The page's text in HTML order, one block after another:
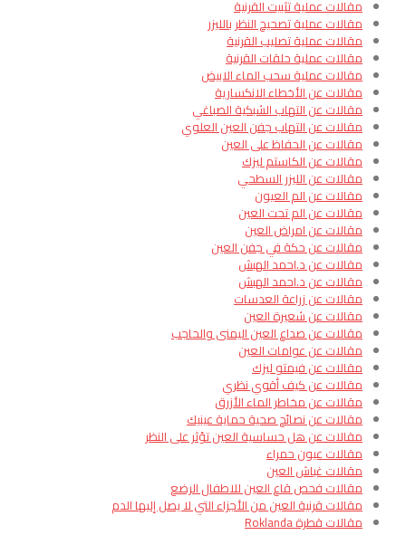
مقالات عملية تثبيت القرنية
مقالات عملية تصحيح النظر بالليزر
مقالات عملية تصليب القرنية
مقالات عملية حلقات القرنية
مقالات عملية سحب الماء الابيض
مقالات عن الأخطاء الانكسارية
مقالات عن التهاب الشبكية الصباغي
مقالات عن التهاب جفن العين العلوي
مقالات عن الحفاظ على العين
مقالات عن الكاستم ليزك
مقالات عن الليزر السطحي
مقالات عن الم العيون
مقالات عن الم تحت العين
مقالات عن امراض العين
مقالات عن حكة في جفن العين
مقالات عن د.احمد الهبش
مقالات عن د.احمد الهبش
مقالات عن زراعة العدسات
مقالات عن شعيرة العين
مقالات عن صداع العين اليمنى والحاجب
مقالات عن عوامات العين
مقالات عن فيمتو ليزك
مقالات عن كيف أقوي نظري
مقالات عن مخاطر الماء الأزرق
مقالات عن نصائح صحية حماية عينيك
مقالات عن هل حساسية العين تؤثر على النظر
مقالات عيون حمراء
مقالات غباش العين
مقالات فحص قاع العين للاطفال الرضع
مقالات قرنية العين من الأجزاء التي لا يصل إليها الدم​
مقالات قطرة Roklanda